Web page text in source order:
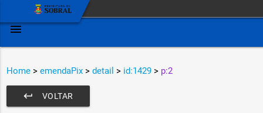
menu
Home > emendaPix > detail > id:1429 > p:2
VOLTAR
keyboard_return